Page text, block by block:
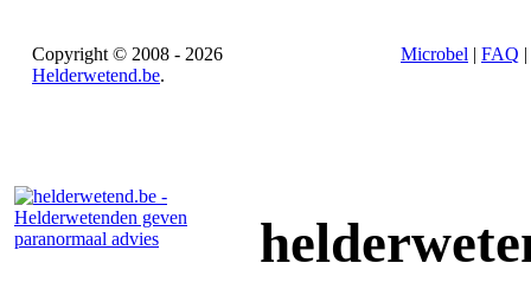
Copyright © 2008 - 2026
Helderwetend.be.
Microbel | FAQ |